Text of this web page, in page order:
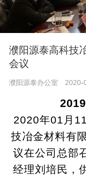
濮阳源泰高科技
会议
濮阳源泰办公室 2020-
2020年01月
技冶金材料有
议在公司 总部
经理刘培民 ，